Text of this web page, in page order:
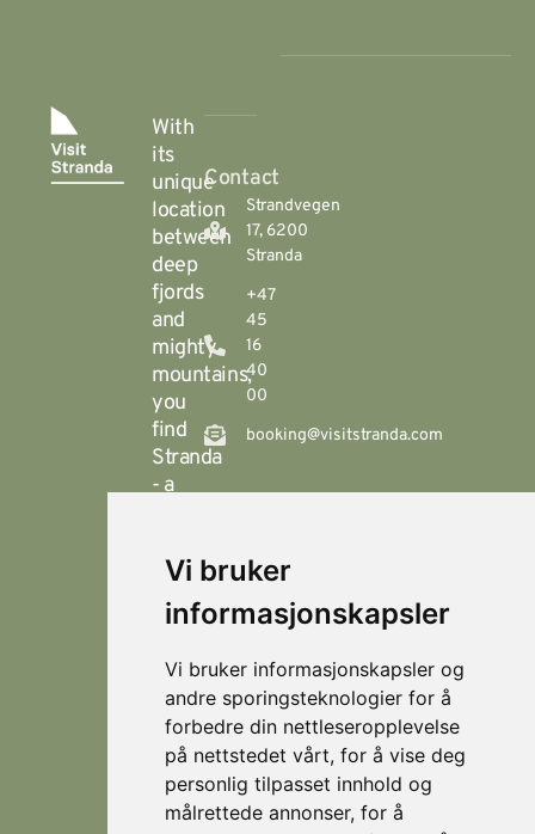
Vi bruker
informasjonskapsler
Vi bruker informasjonskapsler og
andre sporingsteknologier for å
forbedre din nettleseropplevelse
på nettstedet vårt, for å vise deg
personlig tilpasset innhold og
målrettede annonser, for å
With
its
unique
location
between
deep
fjords
and
mighty
mountains,
you
find
Stranda
- a
destination
that
offers
hiking
during
the
summer,
and
which
Contact
Strandvegen
17, 6200
Stranda
+47
45
16
40
00
booking@visitstranda.com
Locations
Fjellsætra
Stranda
Strandafjellet
Stranda
Horn Media